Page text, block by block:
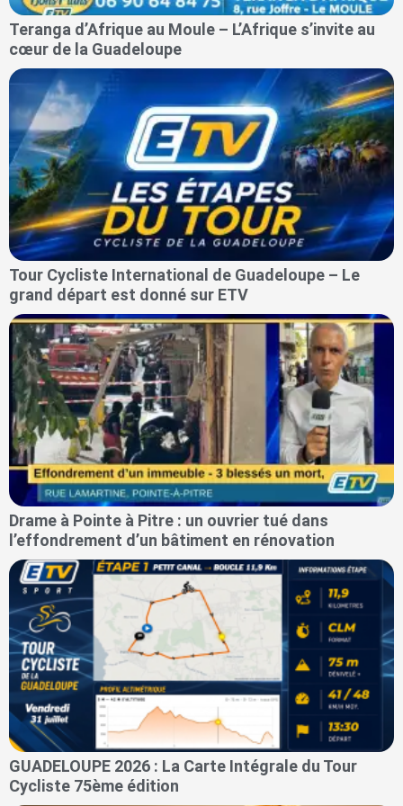
Teranga d’Afrique au Moule – L’Afrique s’invite au
cœur de la Guadeloupe
Tour Cycliste International de Guadeloupe – Le
grand départ est donné sur ETV
Drame à Pointe à Pitre : un ouvrier tué dans
l’effondrement d’un bâtiment en rénovation
GUADELOUPE 2026 : La Carte Intégrale du Tour
Cycliste 75ème édition